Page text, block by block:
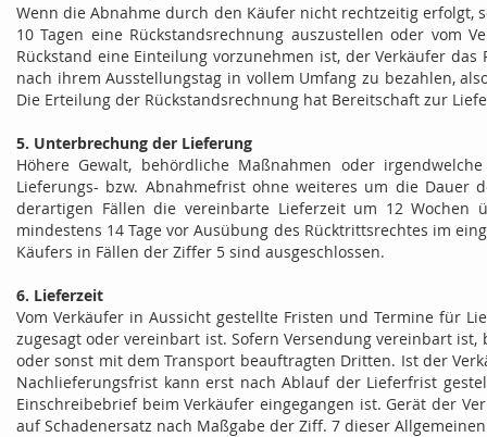
Wenn die Abnahme durch den Käufer nicht rechtzeitig erfolgt,
10 Tagen eine Rückstandsrechnung auszustellen oder vom
Rückstand eine Einteilung vorzunehmen ist, der Verkäufer
nach ihrem Ausstellungstag in vollem Umfang zu bezahlen,
Die Erteilung der Rückstandsrechnung hat Bereitschaft zur
5. Unterbrechung der Lieferung
Höhere Gewalt, behördliche Maßnahmen oder
Lieferungs- bzw. Abnahmefrist ohne weiteres um die Dauer
derartigen Fällen die vereinbarte Lieferzeit um 12 Wochen
mindestens 14 Tage vor Ausübung des Rücktrittsrechtes im
Käufers in Fällen der Ziffer 5 sind ausgeschlossen.
6. Lieferzeit
Vom Verkäufer in Aussicht gestellte Fristen und Termine für
zugesagt oder vereinbart ist. Sofern Versendung vereinbart
oder sonst mit dem Transport beauftragten Dritten. Ist der
Nachlieferungsfrist kann erst nach Ablauf der Lieferfrist
Einschreibebrief beim Verkäufer eingegangen ist. Gerät der
auf Schadenersatz nach Maßgabe der Ziff. 7 dieser